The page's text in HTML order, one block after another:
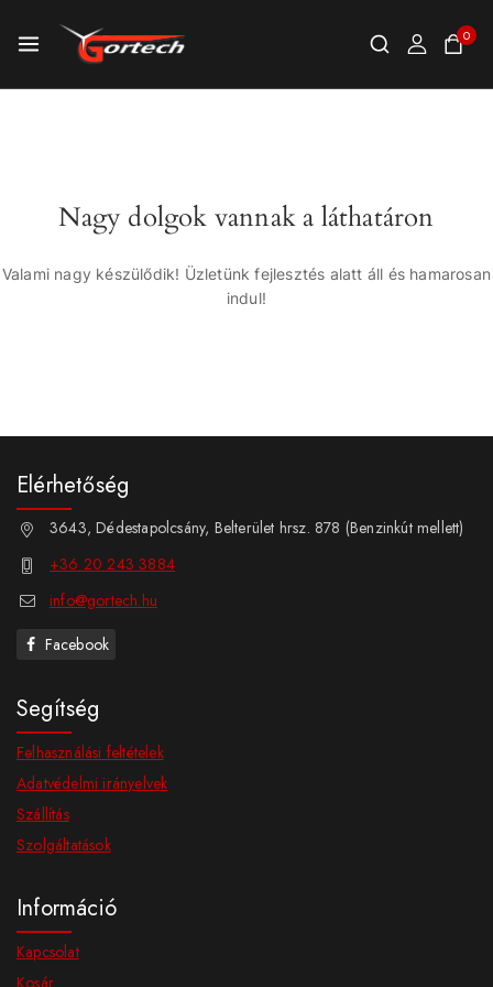
0
Nagy dolgok vannak a láthatáron
Valami nagy készülődik! Üzletünk fejlesztés alatt áll és hamarosan
indul!
Elérhetőség
3643, Dédestapolcsány, Belterület hrsz. 878 (Benzinkút mellett)
+36 20 243 3884
info@gortech.hu
Facebook
Segítség
Felhasználási feltételek
Adatvédelmi irányelvek
Szállítás
Szolgáltatások
Információ
Kapcsolat